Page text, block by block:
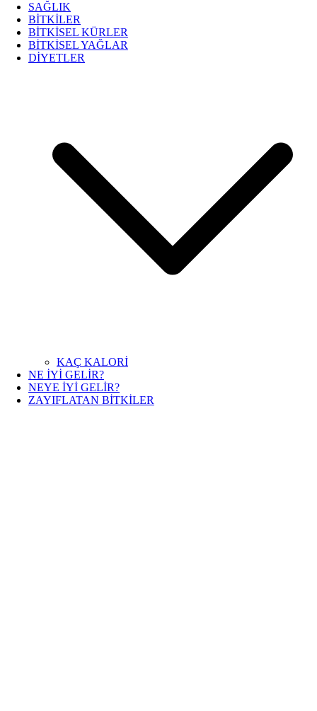
SAĞLIK
BİTKİLER
BİTKİSEL KÜRLER
BİTKİSEL YAĞLAR
DİYETLER
KAÇ KALORİ
NE İYİ GELİR?
NEYE İYİ GELİR?
ZAYIFLATAN BİTKİLER